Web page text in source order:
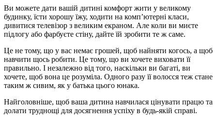
Ви можете дати вашій дитині комфорт жити у великому
будинку, їсти хорошу їжу, ходити на комп’ютерні класи,
дивитися телевізор з великим екраном. Але коли ви миєте
підлогу або фарбуєте стіну, дайте їй зробити те ж саме.
Це не тому, що у вас немає грошей, щоб найняти когось, а щоб
навчити щось робити. Це тому, що ви хочете виховати її
правильно. І незалежно від того, наскільки ви багаті, ви
хочете, щоб вона це розуміла. Одного разу її волосся теж стане
таким ж сивим, як у батька цього юнака.
Найголовніше, щоб ваша дитина навчилася цінувати працю та
долати труднощі для досягнення успіху в будь-якій справі.